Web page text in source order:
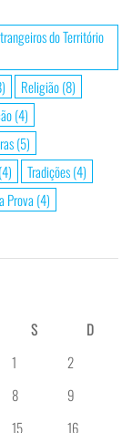
do Território
Religião(8)
(4)
(5)
(4) Tradições(4)
Prova (4)
S
D
1
2
8
9
15
16